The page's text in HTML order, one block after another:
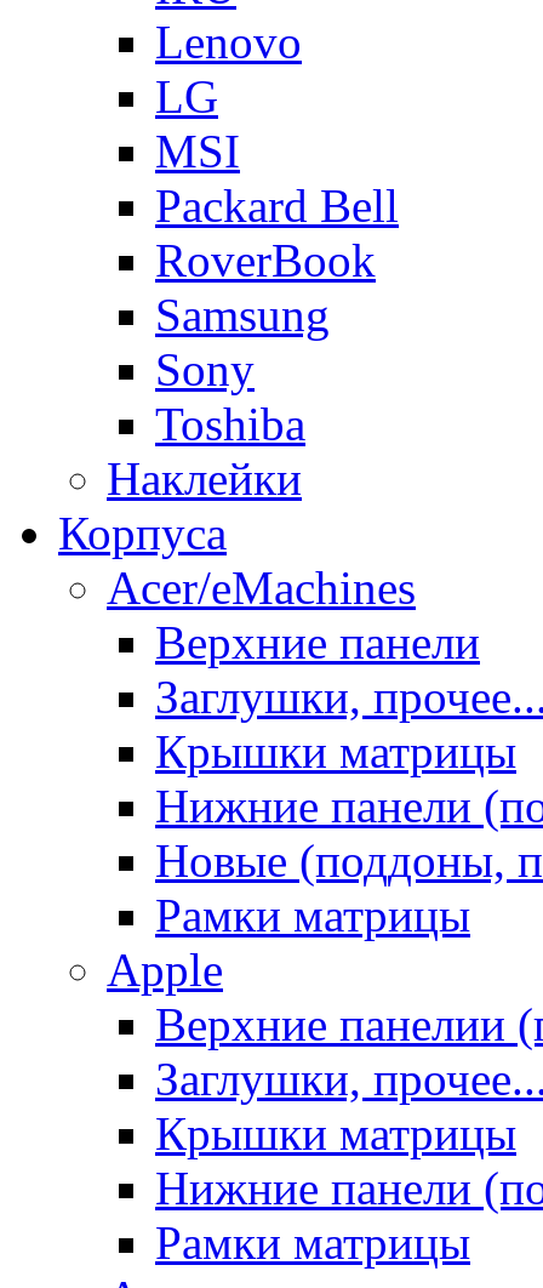
Lenovo
LG
MSI
Packard Bell
RoverBook
Samsung
Sony
Toshiba
Наклейки
Корпуса
Acer/eMachines
Верхние панели
Заглушки,
Крышки матрицы
Нижние панели
Новые (поддоны,
Рамки матрицы
Apple
Верхние панелии
Заглушки,
Крышки матрицы
Нижние панели
Рамки матрицы